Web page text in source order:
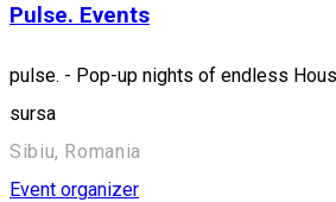
Pulse. Events
pulse. - Pop-up nights of endless
sursa
Sibiu, Romania
Event organizer